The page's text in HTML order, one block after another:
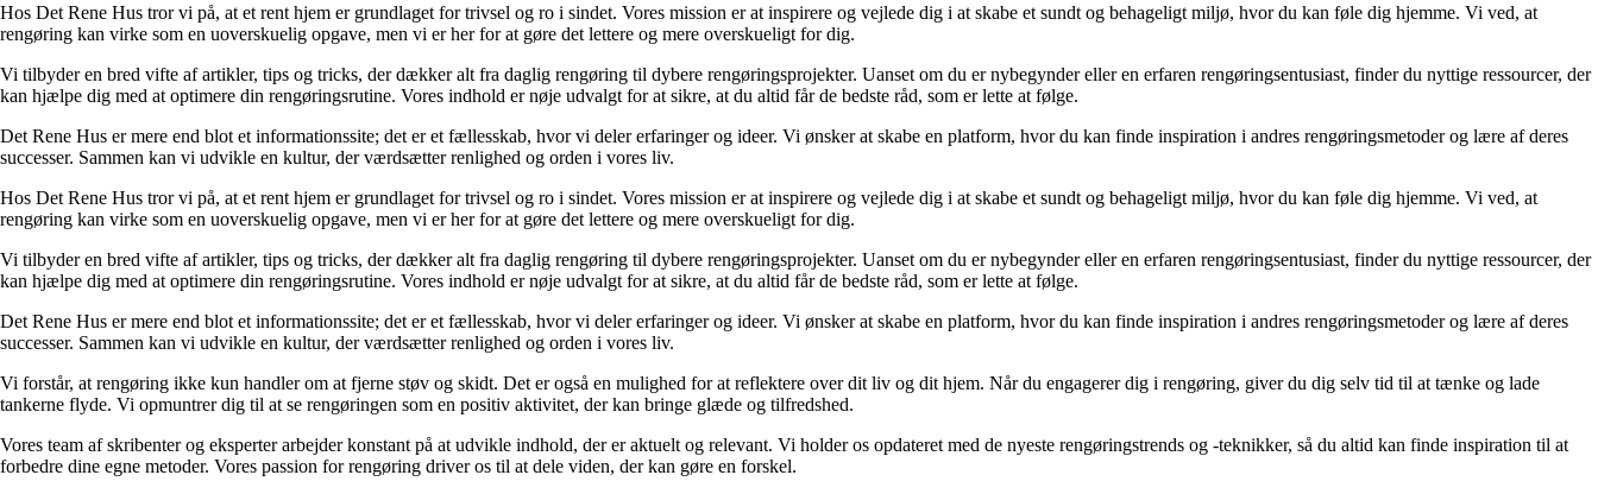
Hos Det Rene Hus tror vi på, at et rent hjem er grundlaget for trivsel og ro i sindet. Vores mission er at inspirere og vejlede dig i at skabe et sundt og behageligt miljø, hvor du kan føle dig hjemme. Vi ved, at
rengøring kan virke som en uoverskuelig opgave, men vi er her for at gøre det lettere og mere overskueligt for dig.
Vi tilbyder en bred vifte af artikler, tips og tricks, der dækker alt fra daglig rengøring til dybere rengøringsprojekter. Uanset om du er nybegynder eller en erfaren rengøringsentusiast, finder du nyttige ressourcer, der
kan hjælpe dig med at optimere din rengøringsrutine. Vores indhold er nøje udvalgt for at sikre, at du altid får de bedste råd, som er lette at følge.
Det Rene Hus er mere end blot et informationssite; det er et fællesskab, hvor vi deler erfaringer og ideer. Vi ønsker at skabe en platform, hvor du kan finde inspiration i andres rengøringsmetoder og lære af deres
successer. Sammen kan vi udvikle en kultur, der værdsætter renlighed og orden i vores liv.
Hos Det Rene Hus tror vi på, at et rent hjem er grundlaget for trivsel og ro i sindet. Vores mission er at inspirere og vejlede dig i at skabe et sundt og behageligt miljø, hvor du kan føle dig hjemme. Vi ved, at
rengøring kan virke som en uoverskuelig opgave, men vi er her for at gøre det lettere og mere overskueligt for dig.
Vi tilbyder en bred vifte af artikler, tips og tricks, der dækker alt fra daglig rengøring til dybere rengøringsprojekter. Uanset om du er nybegynder eller en erfaren rengøringsentusiast, finder du nyttige ressourcer, der
kan hjælpe dig med at optimere din rengøringsrutine. Vores indhold er nøje udvalgt for at sikre, at du altid får de bedste råd, som er lette at følge.
Det Rene Hus er mere end blot et informationssite; det er et fællesskab, hvor vi deler erfaringer og ideer. Vi ønsker at skabe en platform, hvor du kan finde inspiration i andres rengøringsmetoder og lære af deres
successer. Sammen kan vi udvikle en kultur, der værdsætter renlighed og orden i vores liv.
Vi forstår, at rengøring ikke kun handler om at fjerne støv og skidt. Det er også en mulighed for at reflektere over dit liv og dit hjem. Når du engagerer dig i rengøring, giver du dig selv tid til at tænke og lade
tankerne flyde. Vi opmuntrer dig til at se rengøringen som en positiv aktivitet, der kan bringe glæde og tilfredshed.
Vores team af skribenter og eksperter arbejder konstant på at udvikle indhold, der er aktuelt og relevant. Vi holder os opdateret med de nyeste rengøringstrends og -teknikker, så du altid kan finde inspiration til at
forbedre dine egne metoder. Vores passion for rengøring driver os til at dele viden, der kan gøre en forskel.